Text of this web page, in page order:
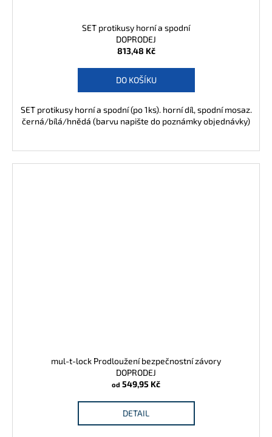
SET protikusy horní a spodní
DOPRODEJ
813,48 Kč
DO KOŠÍKU
SET protikusy horní a spodní (po 1ks). horní díl, spodní mosaz.
černá/bílá/hnědá (barvu napište do poznámky objednávky)
mul-t-lock Prodloužení bezpečnostní závory
DOPRODEJ
od 549,95 Kč
DETAIL